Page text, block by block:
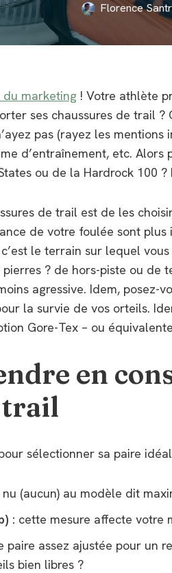
Florence
du marketing ! Votre athlète
ses chaussures de trail
pas (rayez les
d’entraînement, etc.
ou de la Hardrock 100
de trail est de les
de votre foulée sont
le terrain sur lequel
? de hors-piste ou
agressive. Idem, posez-
la survie de vos orteils.
Gore-Tex – ou
en
trail
sélectionner sa paire
(aucun) au modèle dit
: cette mesure affecte votre
paire assez ajustée pour un
bien libres ?